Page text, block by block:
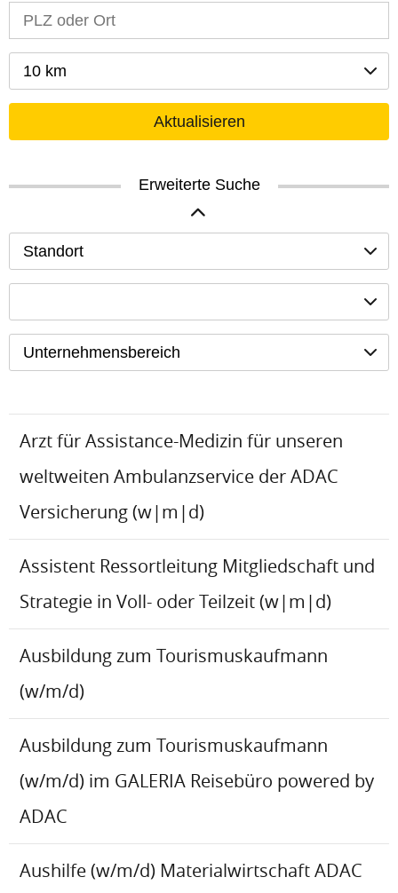
10 km
Aktualisieren
Erweiterte Suche
Standort
Unternehmensbereich
Arzt für Assistance-Medizin für unseren
weltweiten Ambulanzservice der ADAC
Versicherung (w|m|d)
Assistent Ressortleitung Mitgliedschaft und
Strategie in Voll- oder Teilzeit (w|m|d)
Ausbildung zum Tourismuskaufmann
(w/m/d)
Ausbildung zum Tourismuskaufmann
(w/m/d) im GALERIA Reisebüro powered by
ADAC
Aushilfe (w/m/d) Materialwirtschaft ADAC